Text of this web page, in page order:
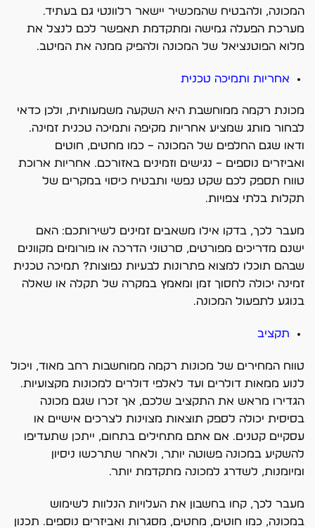
המכונה, ולהבטיח שהמכשיר יישאר רלוונטי גם בעתיד.
מערכת הפעלה גמישה ומתקדמת תאפשר לכם לנצל את
מלוא הפוטנציאל של המכונה ולהפיק ממנה את המיטב.
אחריות ותמיכה טכנית
מכונת רקמה ממוחשבת היא השקעה משמעותית, ולכן כדאי
לבחור מותג שמציע אחריות מקיפה ותמיכה טכנית זמינה.
ודאו שגם החלפים של המכונה – כמו מחטים, חוטים
ואביזרים נוספים – נגישים וזמינים באזורכם. אחריות ארוכת
טווח תספק לכם שקט נפשי ותבטיח כיסוי במקרים של
תקלות בלתי צפויות.
מעבר לכך, בדקו אילו משאבים זמינים לשירותכם: האם
ישנם מדריכים מפורטים, סרטוני הדרכה או פורומים מקוונים
שבהם תוכלו למצוא פתרונות לבעיות נפוצות? תמיכה טכנית
זמינה יכולה לחסוך זמן ומאמץ במקרה של תקלה או שאלה
בנוגע לתפעול המכונה.
תקציב
טווח המחירים של מכונות רקמה ממוחשבות רחב מאוד, ויכול
לנוע ממאות דולרים ועד לאלפי דולרים למכונות מקצועיות.
הגדירו מראש את התקציב שלכם, אך זכרו שגם מכונה
בסיסית יכולה לספק תוצאות מצוינות לצרכים אישיים או
עסקיים קטנים. אם אתם מתחילים בתחום, ייתכן שתעדיפו
להשקיע במכונה פשוטה יותר, ולאחר שתרכשו ניסיון
ומיומנות, לשדרג למכונה מתקדמת יותר.
מעבר לכך, קחו בחשבון את העלויות הנלוות לשימוש
במכונה, כמו חוטים, מחטים, מסגרות ואביזרים נוספים. תכנון